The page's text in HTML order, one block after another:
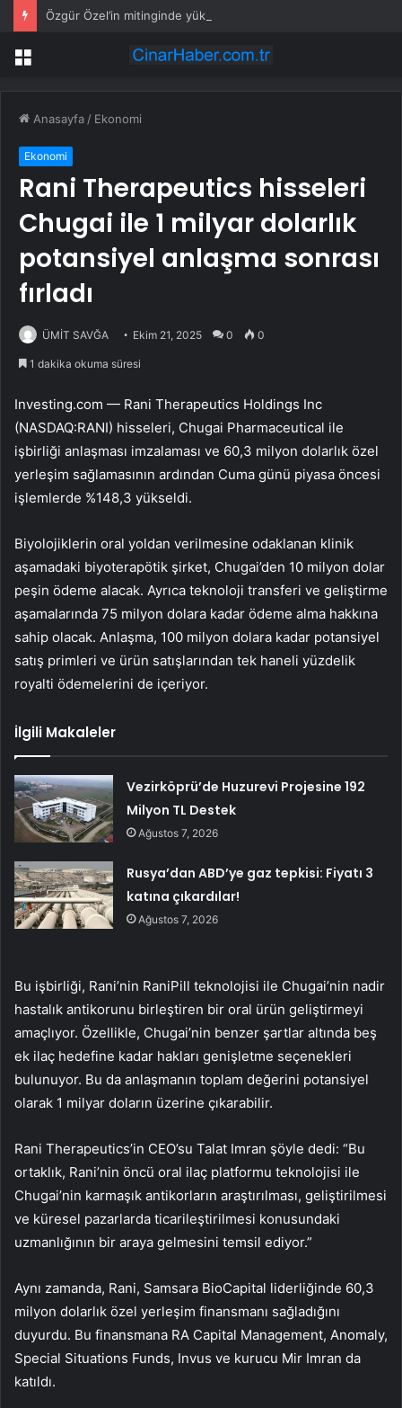
Menü
Anasayfa / Ekonomi
Ekonomi
Rani Therapeutics hisseleri
Chugai ile 1 milyar dolarlık
potansiyel anlaşma sonrası
fırladı
ÜMİT SAVĞA Ekim 21, 2025 0 0
1 dakika okuma süresi
Investing.com — Rani Therapeutics Holdings Inc
(NASDAQ:RANI) hisseleri, Chugai Pharmaceutical ile
işbirliği anlaşması imzalaması ve 60,3 milyon dolarlık özel
yerleşim sağlamasının ardından Cuma günü piyasa öncesi
işlemlerde %148,3 yükseldi.
Biyolojiklerin oral yoldan verilmesine odaklanan klinik
aşamadaki biyoterapötik şirket, Chugai’den 10 milyon dolar
peşin ödeme alacak. Ayrıca teknoloji transferi ve geliştirme
aşamalarında 75 milyon dolara kadar ödeme alma hakkına
sahip olacak. Anlaşma, 100 milyon dolara kadar potansiyel
satış primleri ve ürün satışlarından tek haneli yüzdelik
royalti ödemelerini de içeriyor.
İlgili Makaleler
Vezirköprü’de Huzurevi Projesine 192
Milyon TL Destek
Ağustos 7, 2026
Rusya’dan ABD’ye gaz tepkisi: Fiyatı 3
katına çıkardılar!
Ağustos 7, 2026
Bu işbirliği, Rani’nin RaniPill teknolojisi ile Chugai’nin nadir
hastalık antikorunu birleştiren bir oral ürün geliştirmeyi
amaçlıyor. Özellikle, Chugai’nin benzer şartlar altında beş
ek ilaç hedefine kadar hakları genişletme seçenekleri
bulunuyor. Bu da anlaşmanın toplam değerini potansiyel
olarak 1 milyar doların üzerine çıkarabilir.
Rani Therapeutics’in CEO’su Talat Imran şöyle dedi: “Bu
ortaklık, Rani’nin öncü oral ilaç platformu teknolojisi ile
Chugai’nin karmaşık antikorların araştırılması, geliştirilmesi
ve küresel pazarlarda ticarileştirilmesi konusundaki
uzmanlığının bir araya gelmesini temsil ediyor.”
Aynı zamanda, Rani, Samsara BioCapital liderliğinde 60,3
milyon dolarlık özel yerleşim finansmanı sağladığını
duyurdu. Bu finansmana RA Capital Management, Anomaly,
Special Situations Funds, Invus ve kurucu Mir Imran da
katıldı.